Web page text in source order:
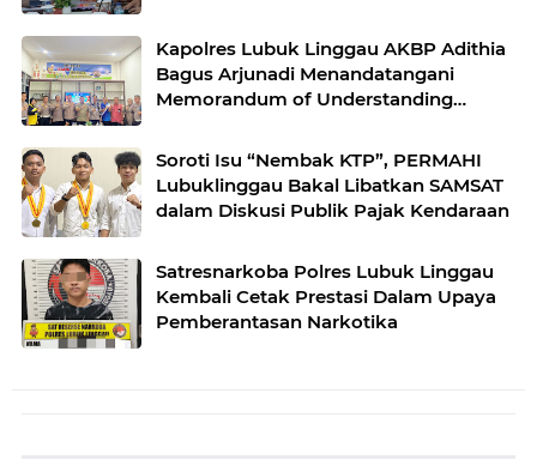
Kapolres Lubuk Linggau AKBP Adithia
Bagus Arjunadi Menandatangani
Memorandum of Understanding
Pendidikan dan Kebudayaan
Soroti Isu “Nembak KTP”, PERMAHI
Lubuklinggau Bakal Libatkan SAMSAT
dalam Diskusi Publik Pajak Kendaraan
Satresnarkoba Polres Lubuk Linggau
Kembali Cetak Prestasi Dalam Upaya
Pemberantasan Narkotika